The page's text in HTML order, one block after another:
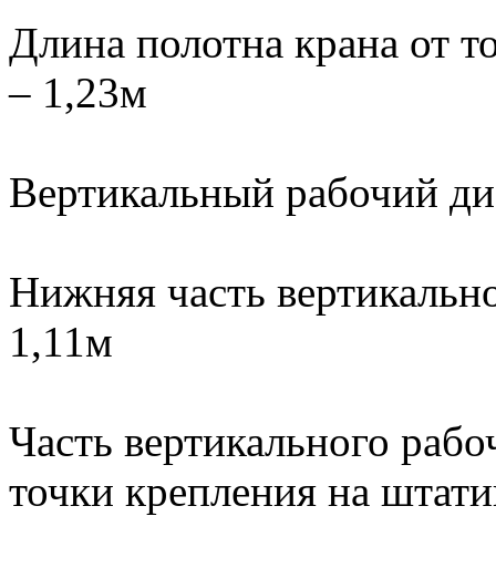
Длина полотна крана от
– 1,23м
Вертикальный рабочий
Нижняя часть
1,11м
Часть вертикального
точки крепления на